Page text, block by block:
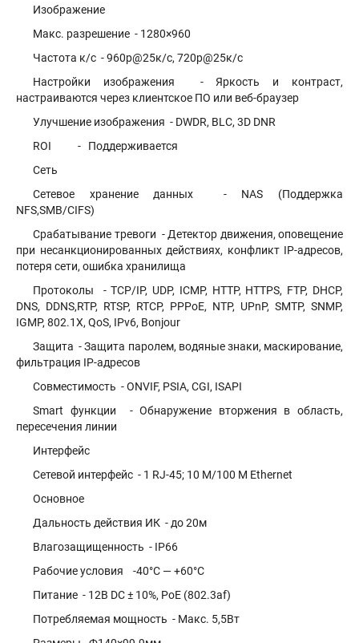
Изображение
Макс. разрешение - 1280×960
Частота к/с - 960p@25к/с, 720p@25к/с
Настройки изображения - Яркость и контраст,
настраиваются через клиентское ПО или веб-браузер
Улучшение изображения - DWDR, BLC, 3D DNR
ROI - Поддерживается
Сеть
Сетевое хранение данных - NAS (Поддержка
NFS,SMB/CIFS)
Срабатывание тревоги - Детектор движения, оповещение
при несанкционированных действиях, конфликт IP-адресов,
потеря сети, ошибка хранилища
Протоколы - TCP/IP, UDP, ICMP, HTTP, HTTPS, FTP, DHCP,
DNS, DDNS,RTP, RTSP, RTCP, PPPoE, NTP, UPnP, SMTP, SNMP,
IGMP, 802.1X, QoS, IPv6, Bonjour
Защита - Защита паролем, водяные знаки, маскирование,
фильтрация IP-адресов
Совместимость - ONVIF, PSIA, CGI, ISAPI
Smart функции - Обнаружение вторжения в область,
пересечения линии
Интерфейс
Сетевой интерфейс - 1 RJ-45; 10 M/100 M Ethernet
Основное
Дальность действия ИК - до 20м
Влагозащищенность - IP66
Рабочие условия -40°С — +60°С
Питание - 12В DC ± 10%, PoE (802.3af)
Потребляемая мощность - Макс. 5,5Вт